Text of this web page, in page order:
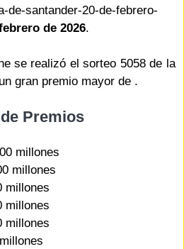
de-santander-20-de-febrero-
de 2026.
se realizó el sorteo 5058 de la
gran premio mayor de .
Premios
millones
millones
millones
millones
millones